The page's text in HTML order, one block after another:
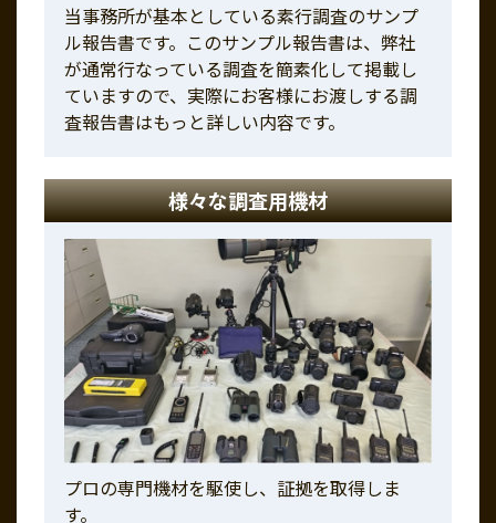
当事務所が基本としている素行調査のサンプ
ル報告書です。このサンプル報告書は、弊社
が通常行なっている調査を簡素化して掲載し
ていますので、実際にお客様にお渡しする調
査報告書はもっと詳しい内容です。
様々な調査用機材
プロの専門機材を駆使し、証拠を取得しま
す。